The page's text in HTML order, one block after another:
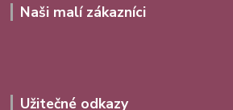
Naši malí zákazníci
Užitečné odkazy